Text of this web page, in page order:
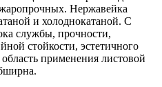
Нержавейка
и холоднокатаной. С
службы, прочности,
стойкости, эстетичного
применения листовой